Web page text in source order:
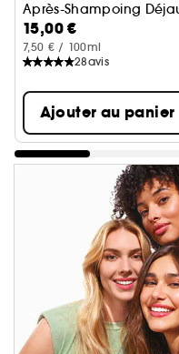
Après-Shampoing
15,00 €
7,50 € / 100ml
28avis
Ajouter au panier